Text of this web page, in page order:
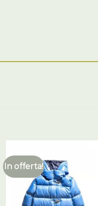
In offerta!